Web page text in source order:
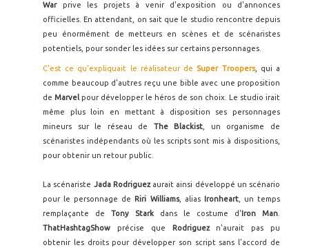
Warprive les projets à venir d'exposition ou d'annonces
officielles. En attendant, on sait que le studio rencontre depuis
peu énormément de metteurs en scènes et de scénaristes
potentiels, pour sonder les idées sur certains personnages.
C'est ce qu'expliquait le réalisateur de Super Troopers, qui a
comme beaucoup d'autres reçu une bible avec une proposition
deMarvel pour développer le héros de son choix. Le studio irait
même plus loin en mettant à disposition ses personnages
mineurs sur le réseau de The Blackist , un organisme de
scénaristes indépendants où les scripts sont mis à dispositions,
pour obtenir un retour public.
La scénariste Jada Rodriguezaurait ainsi développé un scénario
pour le personnage de Riri Williams, alias Ironheart, un temps
remplaçante de Tony Stark dans le costume d'Iron Man
ThatHashtagShow précise que Rodriguezn'aurait pas pu
obtenir les droits pour développer son script sans l'accord de